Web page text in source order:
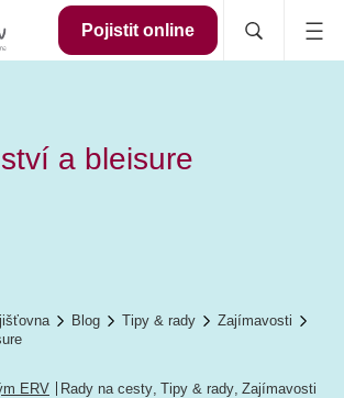
Pojistit online
a bleisure
Blog Tipy & rady
Zajímavosti
ERV Rady na cesty, Tipy & rady, Zajímavosti